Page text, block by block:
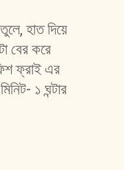
হাত দিয়ে
বের করে
ফ্রাই এর
১ ঘন্টার